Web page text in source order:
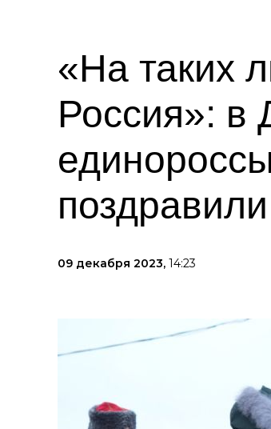
«На таких
Россия»: в
09 декабря 2023, 14:23